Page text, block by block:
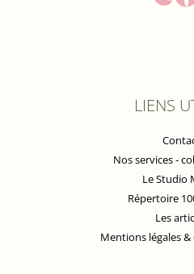
LIENS
Nos services -
Le Studio
Répertoire
Les
Mentions légales